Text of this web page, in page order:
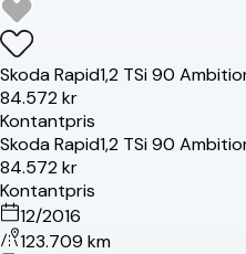
SkodaRapid1,2 TSi 90
84.572 kr
Kontantpris
SkodaRapid1,2 TSi 90
84.572 kr
Kontantpris
12/2016
123.709 km